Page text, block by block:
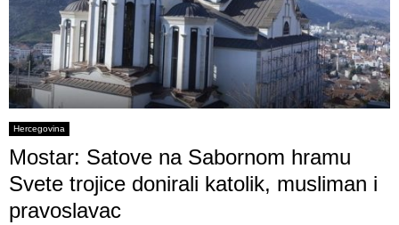
Hercegovina
Mostar: Satove na Sabornom hramu
Svete trojice donirali katolik, musliman i
pravoslavac